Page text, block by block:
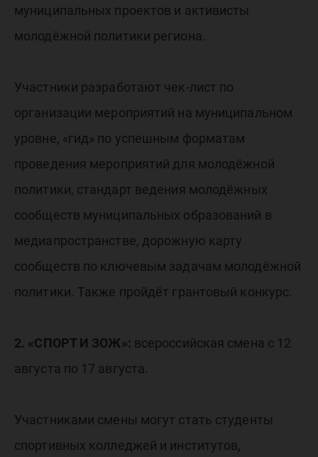
муниципальных проектов и активисты
молодёжной политики региона.
Участники разработают чек-лист по
организации мероприятий на муниципальном
уровне, «гид» по успешным форматам
проведения мероприятий для молодёжной
политики, стандарт ведения молодёжных
сообществ муниципальных образований в
медиапространстве, дорожную карту
сообществ по ключевым задачам молодёжной
политики. Также пройдёт грантовый конкурс.
2. «СПОРТ И ЗОЖ»: всероссийская смена с 12
августа по 17 августа.
Участниками смены могут стать студенты
спортивных колледжей и институтов,